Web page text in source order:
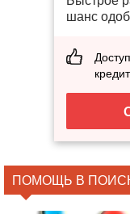
шанс
ПОМОЩЬ В